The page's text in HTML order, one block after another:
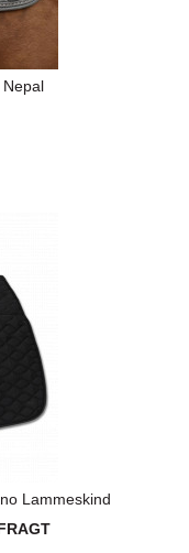
Lammeskind